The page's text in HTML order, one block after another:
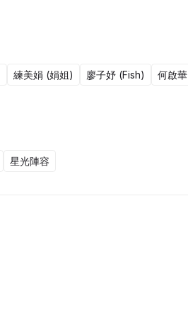
練美娟 (娟姐) 廖子妤 (Fish) 何啟
星光陣容